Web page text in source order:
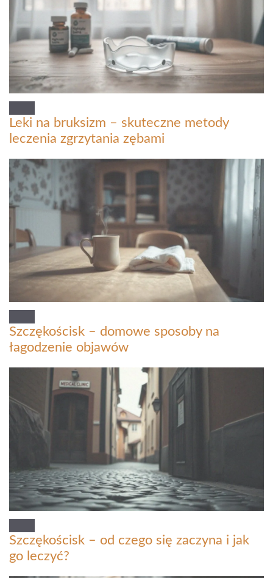
Leki na bruksizm – skuteczne metody
leczenia zgrzytania zębami
Szczękościsk – domowe sposoby na
łagodzenie objawów
Szczękościsk – od czego się zaczyna i jak
go leczyć?